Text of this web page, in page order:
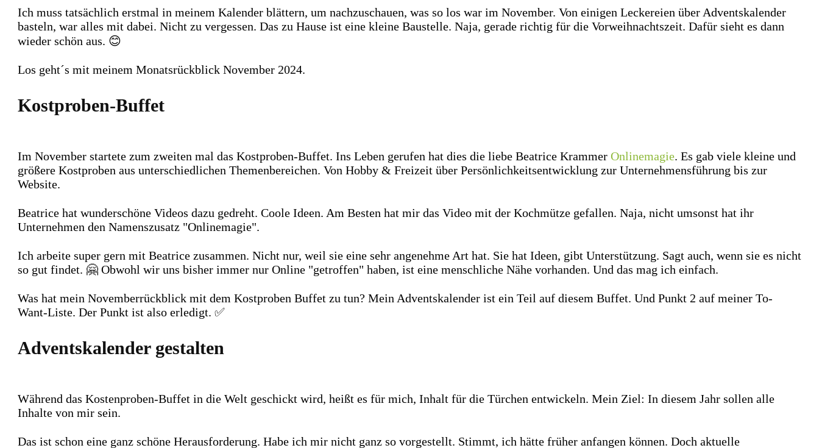
Ich muss tatsächlich erstmal in meinem Kalender blättern, um nachzuschauen, was so los war im November. Von einigen Leckereien über Adventskalender
basteln, war alles mit dabei. Nicht zu vergessen. Das zu Hause ist eine kleine Baustelle. Naja, gerade richtig für die Vorweihnachtszeit. Dafür sieht es dann
wieder schön aus. 😊
Los geht´s mit meinem Monatsrückblick November 2024.
Kostproben-Buffet
Im November startete zum zweiten mal das Kostproben-Buffet. Ins Leben gerufen hat dies die liebe Beatrice Krammer Onlinemagie. Es gab viele kleine und
größere Kostproben aus unterschiedlichen Themenbereichen. Von Hobby & Freizeit über Persönlichkeitsentwicklung zur Unternehmensführung bis zur
Website.
Beatrice hat wunderschöne Videos dazu gedreht. Coole Ideen. Am Besten hat mir das Video mit der Kochmütze gefallen. Naja, nicht umsonst hat ihr
Unternehmen den Namenszusatz "Onlinemagie".
Ich arbeite super gern mit Beatrice zusammen. Nicht nur, weil sie eine sehr angenehme Art hat. Sie hat Ideen, gibt Unterstützung. Sagt auch, wenn sie es nicht
so gut findet. 🤗 Obwohl wir uns bisher immer nur Online "getroffen" haben, ist eine menschliche Nähe vorhanden. Und das mag ich einfach.
Was hat mein Novemberrückblick mit dem Kostproben Buffet zu tun? Mein Adventskalender ist ein Teil auf diesem Buffet. Und Punkt 2 auf meiner To-
Want-Liste. Der Punkt ist also erledigt. ✅
Adventskalender gestalten
Während das Kostenproben-Buffet in die Welt geschickt wird, heißt es für mich, Inhalt für die Türchen entwickeln. Mein Ziel: In diesem Jahr sollen alle
Inhalte von mir sein.
Das ist schon eine ganz schöne Herausforderung. Habe ich mir nicht ganz so vorgestellt. Stimmt, ich hätte früher anfangen können. Doch aktuelle